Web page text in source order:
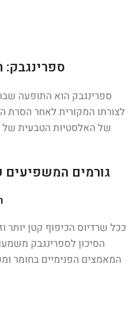
ספרינגבק:
ספרינגבק הוא התופעה
לצורתו המקורית לאחר הסרת
של האלסטיות הטבעית של
גורמים המשפיעים
ככל שרדיוס הכיפוף קטן יותר
הסיכון לספרינגבק
המאמצים הפנימיים בחומר